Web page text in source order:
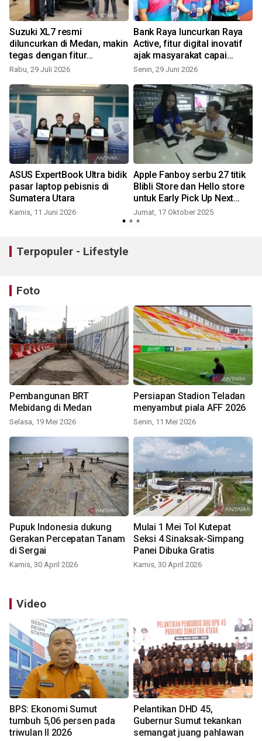
Suzuki XL7 resmi
diluncurkan di Medan, makin
tegas dengan fitur
bermakna
Rabu, 29 Juli 2026
Bank Raya luncurkan Raya
Active, fitur digital inovatif
ajak masyarakat capai
tabungan impian
Senin, 29 Juni 2026
ASUS ExpertBook Ultra bidik
pasar laptop pebisnis di
Sumatera Utara
Kamis, 11 Juni 2026
Apple Fanboy serbu 27 titik
Blibli Store dan Hello store
untuk Early Pick Up Next
Generation of iPhone
Jumat, 17 Oktober 2025
Terpopuler - Lifestyle
Foto
Pembangunan BRT
Mebidang di Medan
Selasa, 19 Mei 2026
Persiapan Stadion Teladan
menyambut piala AFF 2026
Senin, 11 Mei 2026
Pupuk Indonesia dukung
Gerakan Percepatan Tanam
di Sergai
Kamis, 30 April 2026
Mulai 1 Mei Tol Kutepat
Seksi 4 Sinaksak-Simpang
Panei Dibuka Gratis
Kamis, 30 April 2026
Video
BPS: Ekonomi Sumut
tumbuh 5,06 persen pada
triwulan II 2026
Pelantikan DHD 45,
Gubernur Sumut tekankan
semangat juang pahlawan